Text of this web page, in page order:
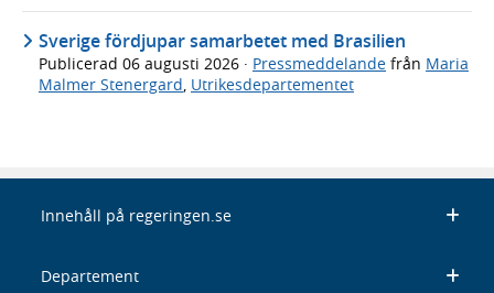
Sverige fördjupar samarbetet med Brasilien
Publicerad 06 augusti 2026 · Pressmeddelande från Maria
Malmer Stenergard, Utrikesdepartementet
Innehåll på regeringen.se
Departement